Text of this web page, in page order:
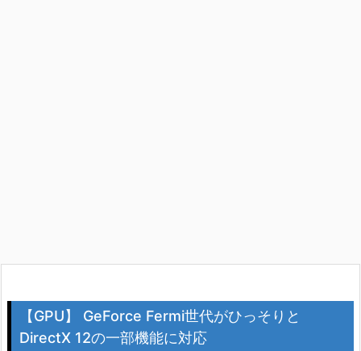
【GPU】 GeForce Fermi世代がひっそりと
DirectX 12の一部機能に対応